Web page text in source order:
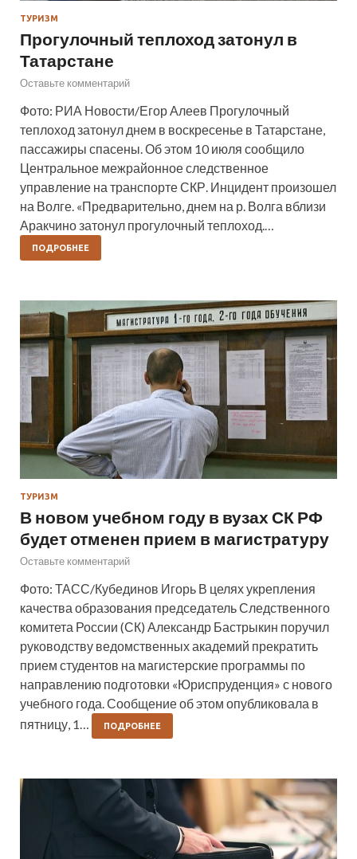
ТУРИЗМ
Прогулочный теплоход затонул в
Татарстане
Оставьте комментарий
Фото: РИА Новости/Егор Алеев Прогулочный
теплоход затонул днем в воскресенье в Татарстане,
пассажиры спасены. Об этом 10 июля сообщило
Центральное межрайонное следственное
управление на транспорте СКР. Инцидент произошел
на Волге. «Предварительно, днем на р. Волга вблизи
Аракчино затонул прогулочный теплоход.…
ПОДРОБНЕЕ
ТУРИЗМ
В новом учебном году в вузах СК РФ
будет отменен прием в магистратуру
Оставьте комментарий
Фото: ТАСС/Кубединов Игорь В целях укрепления
качества образования председатель Следственного
комитета России (СК) Александр Бастрыкин поручил
руководству ведомственных академий прекратить
прием студентов на магистерские программы по
направлению подготовки «Юриспруденция» с нового
учебного года. Сообщение об этом опубликовала в
пятницу, 1…
ПОДРОБНЕЕ